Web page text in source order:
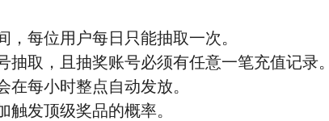
，每位用户每日只能抽取一次。
抽取，且抽奖账号必须有任意一笔充值记录。
在每小时整点自动发放。
触发顶级奖品的概率。